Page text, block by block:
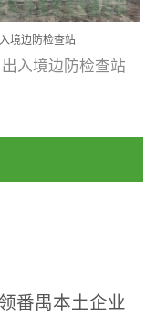
来越枝繁叶茂，终
为一棵参天大树！
保截止2020年拥有
家网点分支机构。
工程案...
境边防检查站
空气治理项目
入境边防检查站
设在对外开放口
入境边防检查
番禺本​土企业